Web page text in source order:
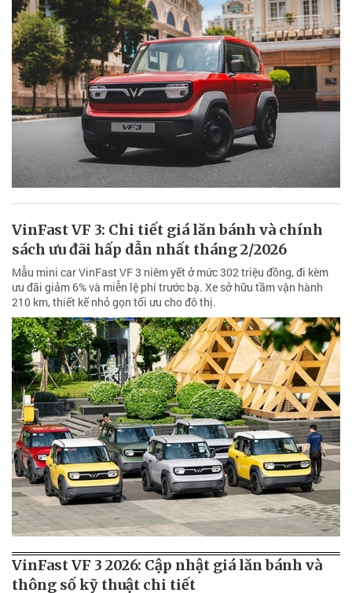
VinFast VF 3: Chi tiết giá lăn bánh và chính
sách ưu đãi hấp dẫn nhất tháng 2/2026
Mẫu mini car VinFast VF 3 niêm yết ở mức 302 triệu đồng, đi kèm
ưu đãi giảm 6% và miễn lệ phí trước bạ. Xe sở hữu tầm vận hành
210 km, thiết kế nhỏ gọn tối ưu cho đô thị.
VinFast VF 3 2026: Cập nhật giá lăn bánh và
thông số kỹ thuật chi tiết